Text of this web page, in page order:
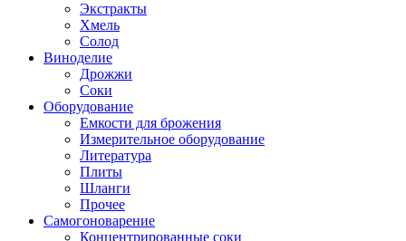
Экстракты
Хмель
Солод
Виноделие
Дрожжи
Соки
Оборудование
Емкости для брожения
Измерительное оборудование
Литература
Плиты
Шланги
Прочее
Самогоноварение
Концентрированные соки